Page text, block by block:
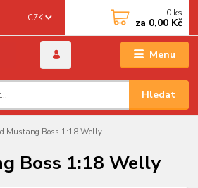
Menu
CZK
Hledat
0 ks
za 0,00 Kč
Mustang Boss 1:18 Welly
Boss 1:18 Welly